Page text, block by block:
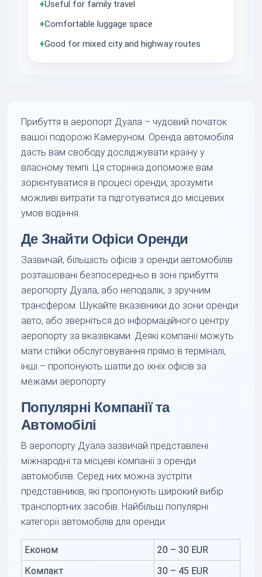
+Useful for family travel
+Comfortable luggage space
+Good for mixed city and highway routes
Прибуття в аеропорт Дуала – чудовий початок
вашої подорожі Камеруном. Оренда автомобіля
дасть вам свободу досліджувати країну у
власному темпі. Ця сторінка допоможе вам
зорієнтуватися в процесі оренди, зрозуміти
можливі витрати та підготуватися до місцевих
умов водіння.
Де Знайти Офіси Оренди
Зазвичай, більшість офісів з оренди автомобілів
розташовані безпосередньо в зоні прибуття
аеропорту Дуала, або неподалік, з зручним
трансфером. Шукайте вказівники до зони оренди
авто, або зверніться до інформаційного центру
аеропорту за вказівками. Деякі компанії можуть
мати стійки обслуговування прямо в терміналі,
інші – пропонують шатли до їхніх офісів за
межами аеропорту.
Популярні Компанії та
Автомобілі
В аеропорту Дуала зазвичай представлені
міжнародні та місцеві компанії з оренди
автомобілів. Серед них можна зустріти
представників, які пропонують широкий вибір
транспортних засобів. Найбільш популярні
категорії автомобілів для оренди:
Економ
20 – 30 EUR
Компакт
30 – 45 EUR